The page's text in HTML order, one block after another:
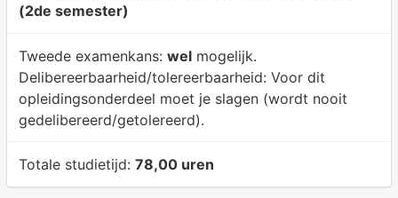
(2de semester)
Tweede examenkans: welmogelijk.
Delibereerbaarheid/tolereerbaarheid: Voor dit
opleidingsonderdeel moet je slagen (wordt nooit
gedelibereerd/getolereerd).
Totale studietijd: 78,00 uren